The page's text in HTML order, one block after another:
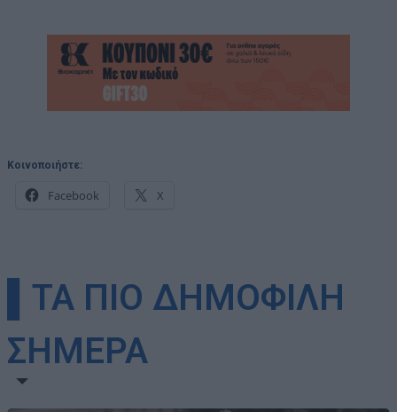
Κοινοποιήστε:
Facebook X
▌ΤΑ ΠΙΟ ΔΗΜΟΦΙΛΗ
ΣΗΜΕΡΑ